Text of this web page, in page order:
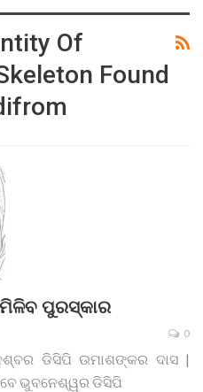
Of
Found
ପୁରସ୍କାର
0
ଡିସିପି ଉମାଶଙ୍କର ଦାସ |
ଭୁବନେଶ୍ୱର ଡିସିପି